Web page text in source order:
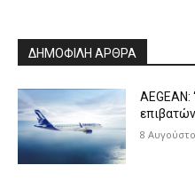
ΔΗΜΟΦΙΛΗ ΑΡΘΡΑ
8